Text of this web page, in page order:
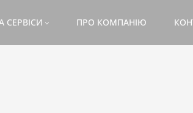
СЕРВІСИ ПРО КОМПАНІЮ